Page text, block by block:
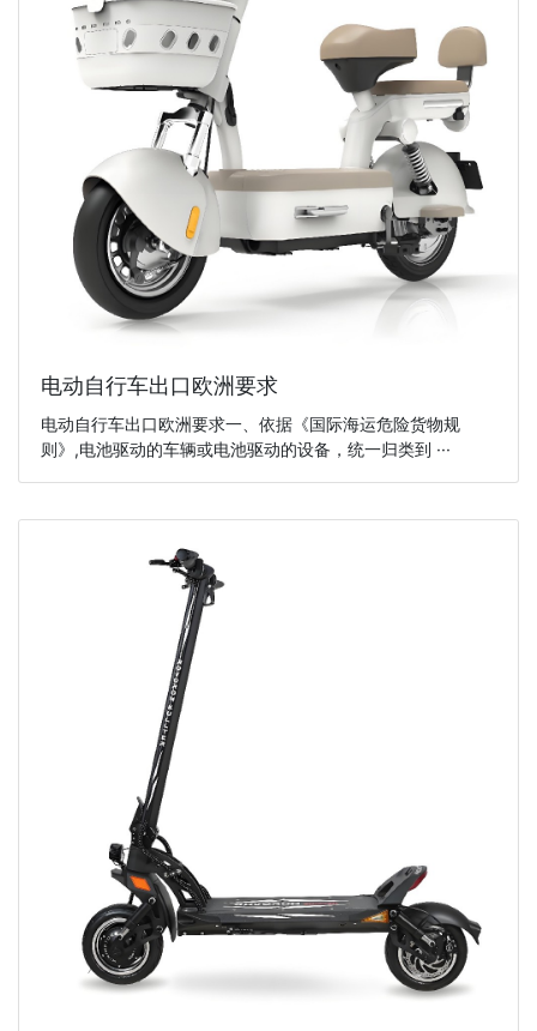
电动自行车出口欧洲要求
电动自行车出口欧洲要求一、依据《国际海运危险货物规
则》,电池驱动的车辆或电池驱动的设备，统一归类到 ···